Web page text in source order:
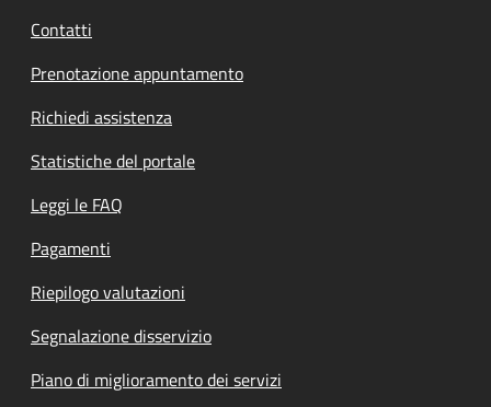
Contatti
Prenotazione appuntamento
Richiedi assistenza
Statistiche del portale
Leggi le FAQ
Pagamenti
Riepilogo valutazioni
Segnalazione disservizio
Piano di miglioramento dei servizi